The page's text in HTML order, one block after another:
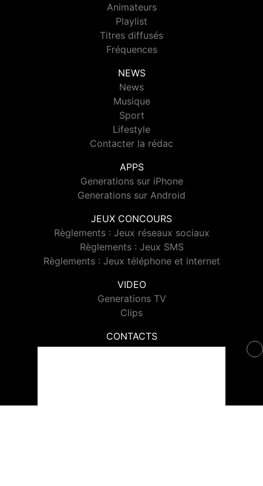
Animateurs
Playlist
Titres diffusés
Fréquences
NEWS
News
Musique
Sport
Lifestyle
Contacter la rédac
APPS
Generations sur iPhone
Generations sur Android
JEUX CONCOURS
Règlements : Jeux réseaux sociaux
Règlements : Jeux SMS
Règlements : Jeux téléphone et internet
VIDEO
Generations TV
Clips
CONTACTS
Contacter Generations